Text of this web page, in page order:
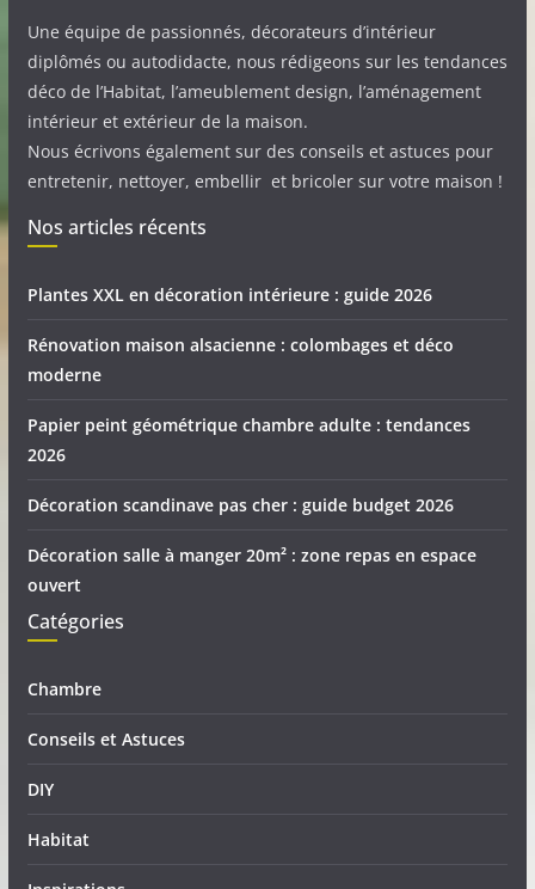
Une équipe de passionnés, décorateurs d’intérieur
diplômés ou autodidacte, nous rédigeons sur les tendances
déco de l’Habitat, l’ameublement design, l’aménagement
intérieur et extérieur de la maison.
Nous écrivons également sur des conseils et astuces pour
entretenir, nettoyer, embellir et bricoler sur votre maison !
Nos articles récents
Plantes XXL en décoration intérieure : guide 2026
Rénovation maison alsacienne : colombages et déco
moderne
Papier peint géométrique chambre adulte : tendances
2026
Décoration scandinave pas cher : guide budget 2026
Décoration salle à manger 20m² : zone repas en espace
ouvert
Catégories
Chambre
Conseils et Astuces
DIY
Habitat